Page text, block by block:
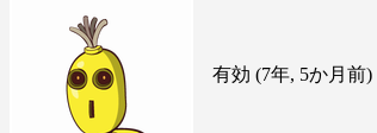
有効 (7年, 5か月前)